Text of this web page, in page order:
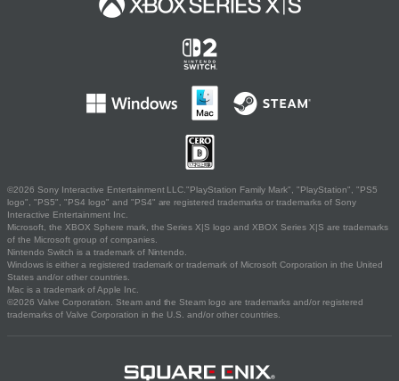
©2026 Sony Interactive Entertainment LLC."PlayStation Family Mark", "PlayStation", "PS5
logo", "PS5", "PS4 logo" and "PS4" are registered trademarks or trademarks of Sony
Interactive Entertainment Inc.
Microsoft, the XBOX Sphere mark, the Series X|S logo and XBOX Series X|S are trademarks
of the Microsoft group of companies.
Nintendo Switch is a trademark of Nintendo.
Windows is either a registered trademark or trademark of Microsoft Corporation in the United
States and/or other countries.
Mac is a trademark of Apple Inc.
©2026 Valve Corporation. Steam and the Steam logo are trademarks and/or registered
trademarks of Valve Corporation in the U.S. and/or other countries.